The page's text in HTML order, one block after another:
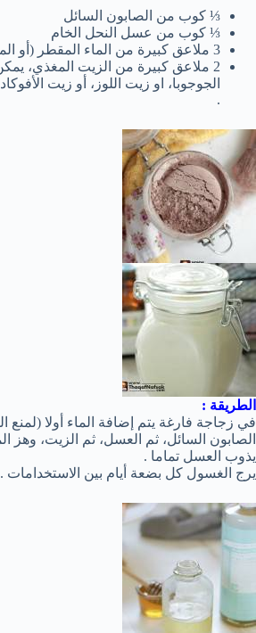
⅓ كوب من الصابون السائل
⅓ كوب من عسل النحل الخام
3 ملاعق كبيرة من الماء المقطر (أو الماء المغلي )
2 ملاعق كبيرة من الزيت المغذي،
الجوجوبا، او زيت اللوز، أو زيت
.
الطريقة :
في زجاجة فارغة يتم إضافة الماء أولا (لمنع
الصابون السائل، ثم العسل، ثم الزيت، وهز
يذوب العسل تماما .
يرج الغسول كل بضعة أيام بين الاستخدامات .